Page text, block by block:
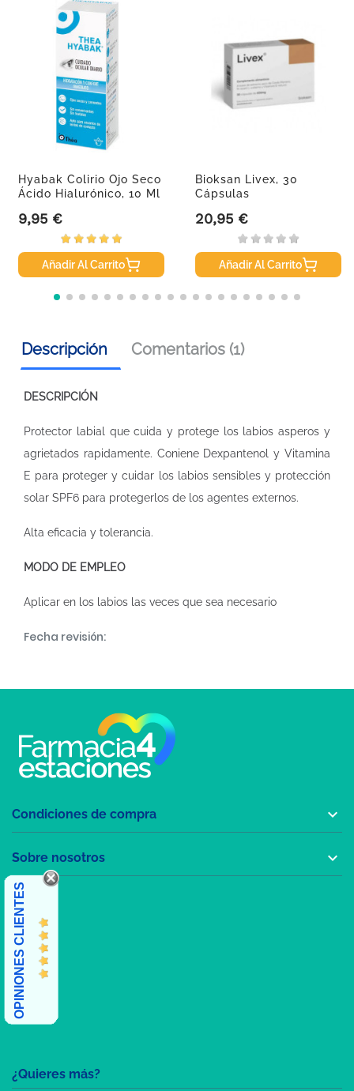
Hyabak Colirio Ojo Seco
Ácido Hialurónico, 10 Ml
Precio
9,95 €
Añadir Al Carrito
Bioksan Livex, 30
Cápsulas
Precio
20,95 €
Añadir Al Carrito
Descripción Comentarios (1)
DESCRIPCIÓN
Protector labial que cuida y protege los labios asperos y
agrietados rapidamente. Coniene Dexpantenol y Vitamina
E para proteger y cuidar los labios sensibles y protección
solar SPF6 para protegerlos de los agentes externos.
Alta eficacia y tolerancia.
MODO DE EMPLEO
Aplicar en los labios las veces que sea necesario
Fecha revisión:
¿Quieres más?
Condiciones de compra 
Sobre nosotros 
OPINIONES CLIENTES